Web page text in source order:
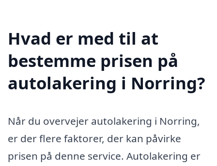
Hvad er med til at
bestemme prisen på
autolakering i Norring?
Når du overvejer autolakering i Norring,
er der flere faktorer, der kan påvirke
prisen på denne service. Autolakering er